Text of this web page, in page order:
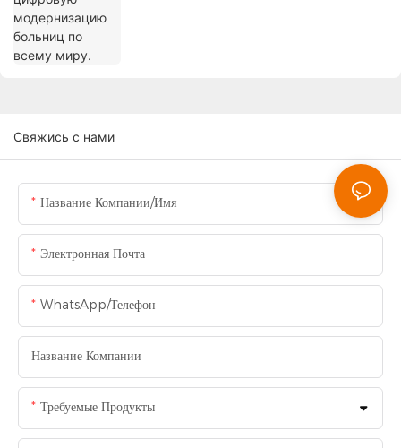
Свяжись с нами
Название Компании/Имя
Электронная Почта
WhatsApp/Телефон
Название Компании
Требуемые Продукты